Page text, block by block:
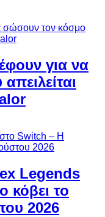
για να
Legends
κόβει το
2026